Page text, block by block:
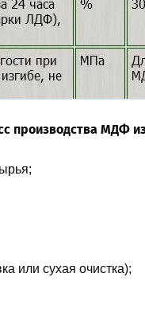
производства МДФ
или сухая очистка);